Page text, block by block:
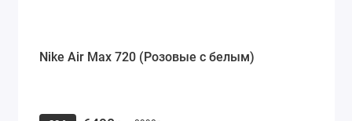
Nike Air Max 720 (Розовые с белым)